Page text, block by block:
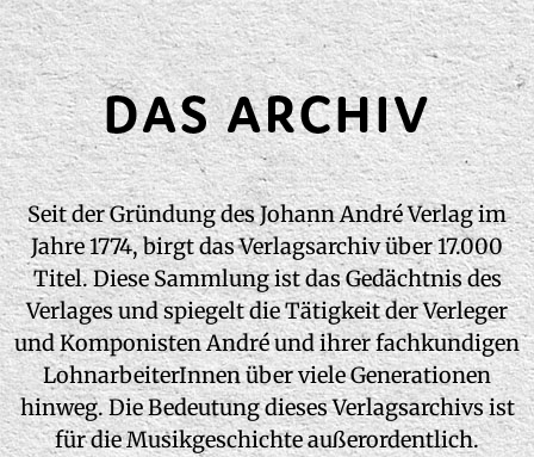
Seit der Gründung des Johann André Verlag im
Jahre 1774, birgt das Verlagsarchiv über 17.000
Titel. Diese Sammlung ist das Gedächtnis des
Verlages und spiegelt die Tätigkeit der Verleger
und Komponisten André und ihrer fachkundigen
LohnarbeiterInnen über viele Generationen
hinweg. Die Bedeutung dieses Verlagsarchivs ist
für die Musikgeschichte außerordentlich.